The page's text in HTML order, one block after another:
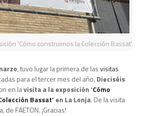
'Cómo construimos la Colección Bassat'
, tuvo lugar la primera de lasvisitas
para el tercer mes del año. Dieciséis
en lavisita a la exposición ‘Cómo
Bassat’ en La Lonja. De la visita
de FAETON. ¡Gracias!